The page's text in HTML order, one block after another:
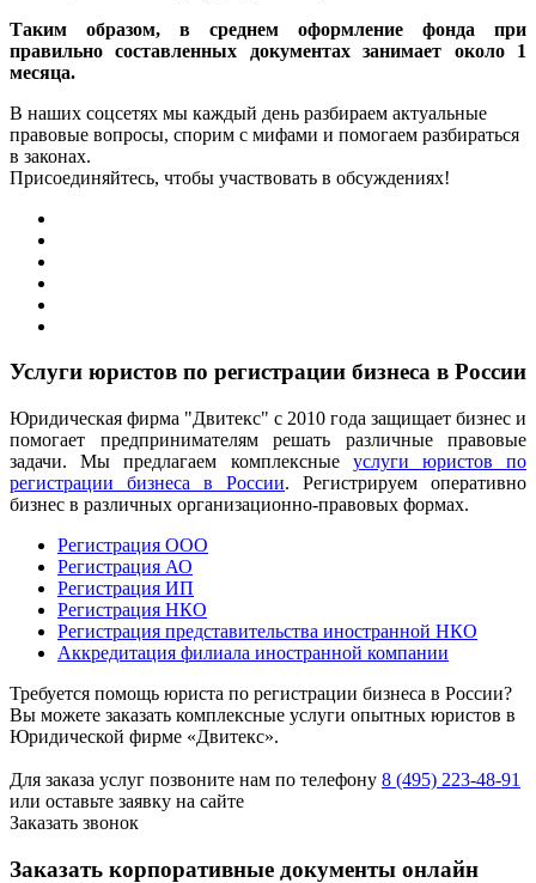
Таким образом, в среднем оформление фонда при
правильно составленных документах занимает около 1
месяца.
В наших соцсетях мы каждый день разбираем актуальные
правовые вопросы, спорим с мифами и помогаем разбираться
в законах.
Присоединяйтесь, чтобы участвовать в обсуждениях!
Услуги юристов по регистрации бизнеса в России
Юридическая фирма "Двитекс" с 2010 года защищает бизнес и
помогает предпринимателям решать различные правовые
задачи. Мы предлагаем комплексные услуги юристов по
регистрации бизнеса в России. Регистрируем оперативно
бизнес в различных организационно-правовых формах.
Регистрация ООО
Регистрация АО
Регистрация ИП
Регистрация НКО
Регистрация представительства иностранной НКО
Аккредитация филиала иностранной компании
Требуется помощь юриста по регистрации бизнеса в России?
Вы можете заказать комплексные услуги опытных юристов в
Юридической фирме «Двитекс».
Для заказа услуг позвоните нам по телефону 8 (495) 223-48-91
или оставьте заявку на сайте
Заказать звонок
Заказать корпоративные документы онлайн